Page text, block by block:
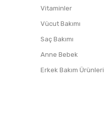
Vitaminler
Vücut Bakımı
Saç Bakımı
Anne Bebek
Erkek Bakım Ürünleri